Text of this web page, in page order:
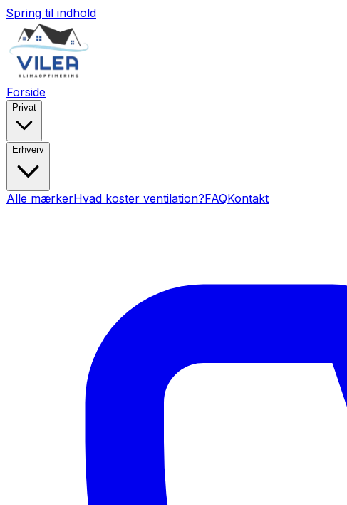
Spring til indhold
Forside
Privat
Erhverv
Alle mærkerHvad koster ventilation?FAQKontakt